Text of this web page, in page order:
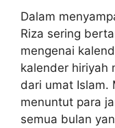
Dalam
Riza sering
mengenai
kalender hiriyah
dari umat Islam.
menuntut para
semua bulan